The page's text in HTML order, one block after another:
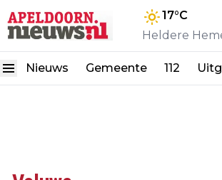
17°C
Heldere
Nieuws Gemeente 112